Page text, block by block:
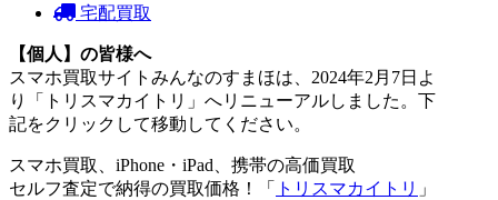
宅配買取
【個人】の皆様へ
スマホ買取サイトみんなのすまほは、2024年2月7日よ
り「トリスマカイトリ」へリニューアルしました。下
記をクリックして移動してください。
スマホ買取、iPhone・iPad、携帯の高価買取
セルフ査定で納得の買取価格！「
トリスマカイトリ 」